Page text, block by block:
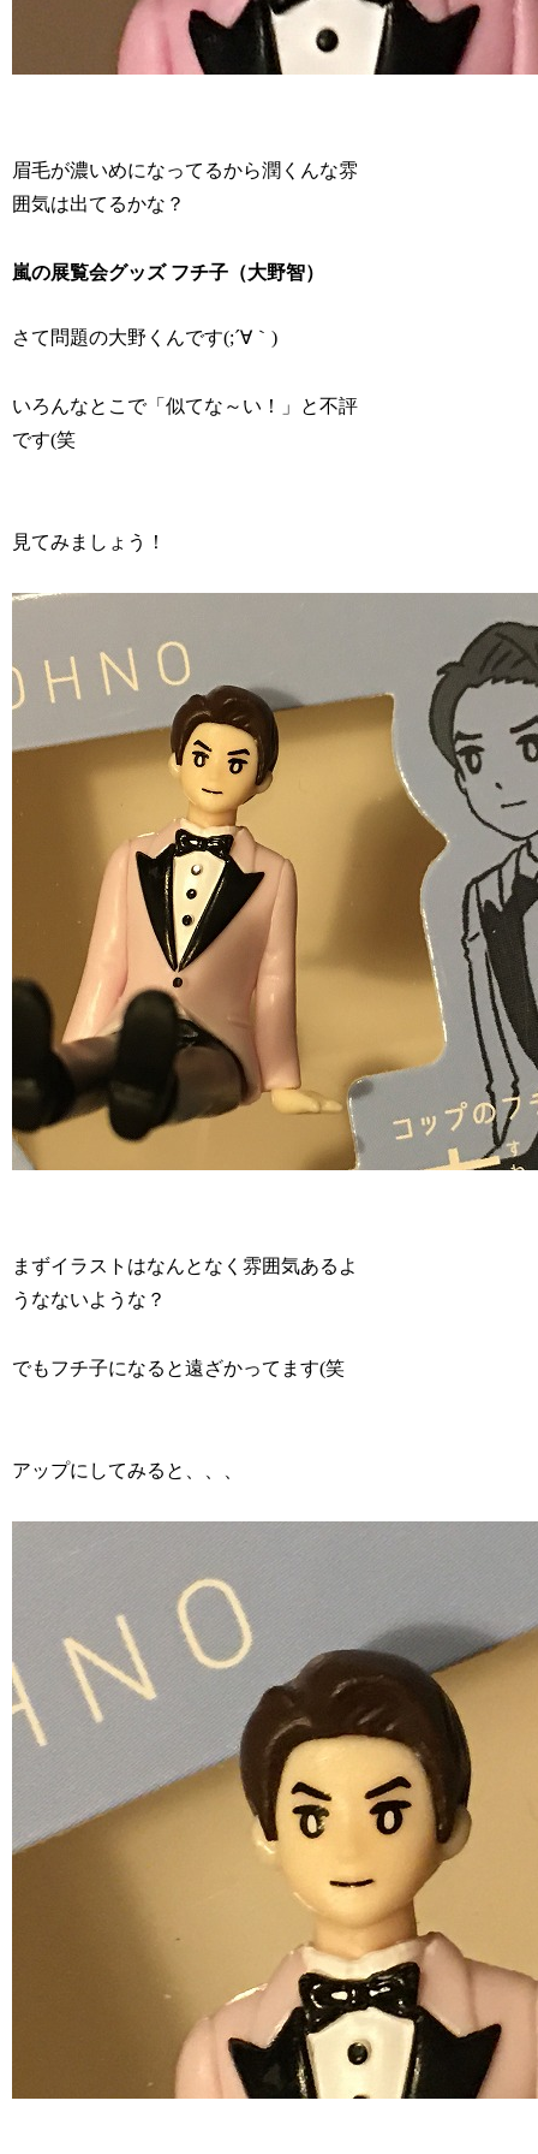
眉毛が濃いめになってるから潤くんな雰
囲気は出てるかな？
嵐の展覧会グッズ フチ子（大野智）
さて問題の大野くんです(;´∀｀)
いろんなとこで「似てな～い！」と不評
です(笑
見てみましょう！
まずイラストはなんとなく雰囲気あるよ
うなないような？
でもフチ子になると遠ざかってます(笑
アップにしてみると、、、